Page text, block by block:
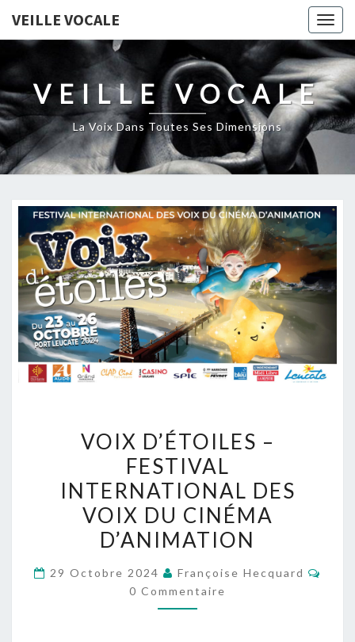
VEILLE VOCALE
VEILLE VOCALE
La Voix Dans Toutes Ses Dimensions
D’ÉTOILES
FESTIVAL
INTERNATIONAL
DES
VOIX
DU
CINÉMA
VOIX D’ÉTOILES –
FESTIVAL
INTERNATIONAL DES
VOIX DU CINÉMA
D’ANIMATION
29 Octobre 2024 Françoise Hecquard
0 Commentaire